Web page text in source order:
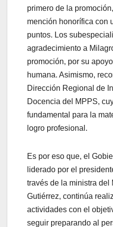
primero de la
mención honorífica con
puntos. Los
agradecimiento a
promoción, por su
humana. Asimismo,
Dirección Regional de
Docencia del MPPS,
fundamental para la
logro profesional.
Es por eso que, el
liderado por el
través de la ministra del
Gutiérrez, continúa
actividades con el
seguir preparando al